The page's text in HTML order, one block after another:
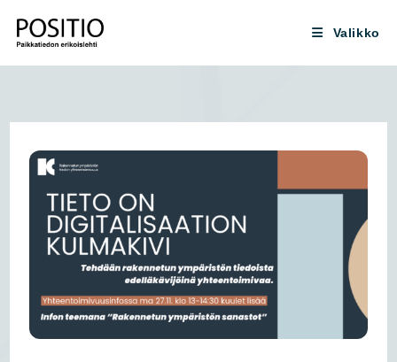
suoraan
sisältöön
Valikko